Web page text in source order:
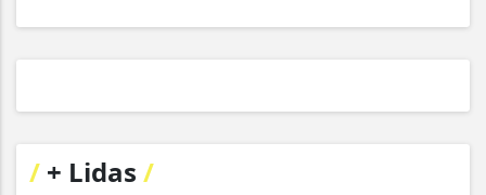
/ + Lidas /